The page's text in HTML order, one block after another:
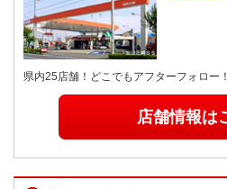
県内25店舗！どこでもアフターフォロー
店舗情報は